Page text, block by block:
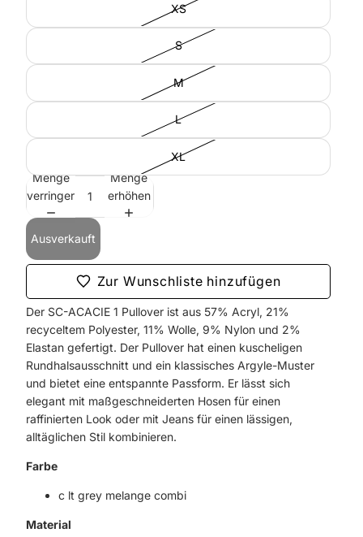
XS
S
M
L
XL
Menge
verringern
Menge
erhöhen
Ausverkauft
Zur Wunschliste hinzufügen
Der SC-ACACIE 1 Pullover ist aus 57% Acryl, 21%
recyceltem Polyester, 11% Wolle, 9% Nylon und 2%
Elastan gefertigt. Der Pullover hat einen kuscheligen
Rundhalsausschnitt und ein klassisches Argyle-Muster
und bietet eine entspannte Passform. Er lässt sich
elegant mit maßgeschneiderten Hosen für einen
raffinierten Look oder mit Jeans für einen lässigen,
alltäglichen Stil kombinieren.
Farbe
c lt grey melange combi
Material